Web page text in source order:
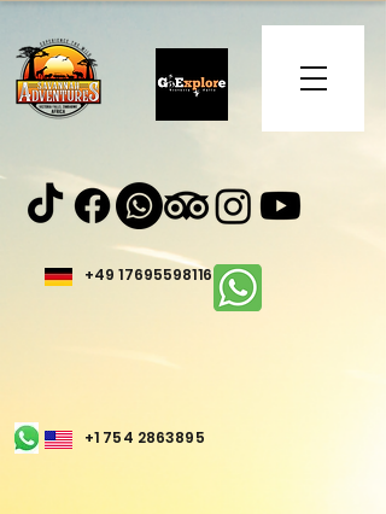
+49 17695598116
+1 754 2863895